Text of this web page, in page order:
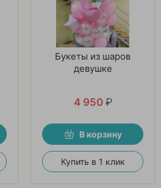
Букеты из шаров
девушке
4 950 ₽
В корзину
Купить в 1 клик